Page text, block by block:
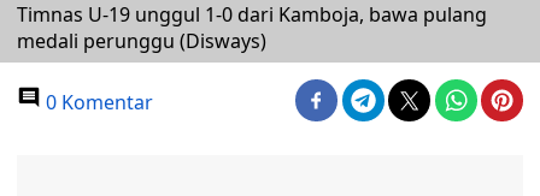
Timnas U-19 unggul 1-0 dari Kamboja, bawa pulang
medali perunggu (Disways)
0 Komentar